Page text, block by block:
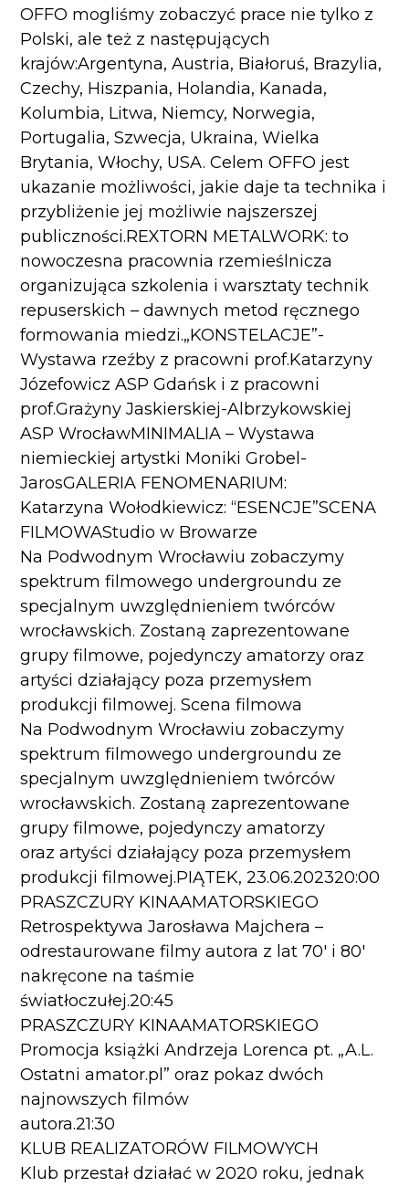
OFFO mogliśmy zobaczyć prace nie tylko z
Polski, ale też z następujących
krajów:Argentyna, Austria, Białoruś, Brazylia,
Czechy, Hiszpania, Holandia, Kanada,
Kolumbia, Litwa, Niemcy, Norwegia,
Portugalia, Szwecja, Ukraina, Wielka
Brytania, Włochy, USA. Celem OFFO jest
ukazanie możliwości, jakie daje ta technika i
przybliżenie jej możliwie najszerszej
publiczności.REXTORN METALWORK: to
nowoczesna pracownia rzemieślnicza
organizująca szkolenia i warsztaty technik
repuserskich – dawnych metod ręcznego
formowania miedzi.„KONSTELACJE”-
Wystawa rzeźby z pracowni prof.Katarzyny
Józefowicz ASP Gdańsk i z pracowni
prof.Grażyny Jaskierskiej-Albrzykowskiej
ASP WrocławMINIMALIA – Wystawa
niemieckiej artystki Moniki Grobel-
JarosGALERIA FENOMENARIUM:
Katarzyna Wołodkiewicz: “ESENCJE”SCENA
FILMOWAStudio w Browarze
Na Podwodnym Wrocławiu zobaczymy
spektrum filmowego undergroundu ze
specjalnym uwzględnieniem twórców
wrocławskich. Zostaną zaprezentowane
grupy filmowe, pojedynczy amatorzy oraz
artyści działający poza przemysłem
produkcji filmowej. Scena filmowa
Na Podwodnym Wrocławiu zobaczymy
spektrum filmowego undergroundu ze
specjalnym uwzględnieniem twórców
wrocławskich. Zostaną zaprezentowane
grupy filmowe, pojedynczy amatorzy
oraz artyści działający poza przemysłem
produkcji filmowej.PIĄTEK, 23.06.202320:00
PRASZCZURY KINAAMATORSKIEGO
Retrospektywa Jarosława Majchera –
odrestaurowane filmy autora z lat 70′ i 80′
nakręcone na taśmie
światłoczułej.20:45
PRASZCZURY KINAAMATORSKIEGO
Promocja książki Andrzeja Lorenca pt. „A.L.
Ostatni amator.pl” oraz pokaz dwóch
najnowszych filmów
autora.21:30
KLUB REALIZATORÓW FILMOWYCH
Klub przestał działać w 2020 roku, jednak